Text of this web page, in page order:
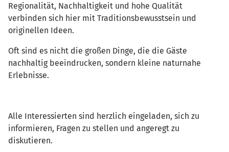
Regionalität, Nachhaltigkeit und hohe Qualität
verbinden sich hier mit Traditionsbewusstsein und
originellen Ideen.
Oft sind es nicht die großen Dinge, die die Gäste
nachhaltig beeindrucken, sondern kleine naturnahe
Erlebnisse.
Alle Interessierten sind herzlich eingeladen, sich zu
informieren, Fragen zu stellen und angeregt zu
diskutieren.